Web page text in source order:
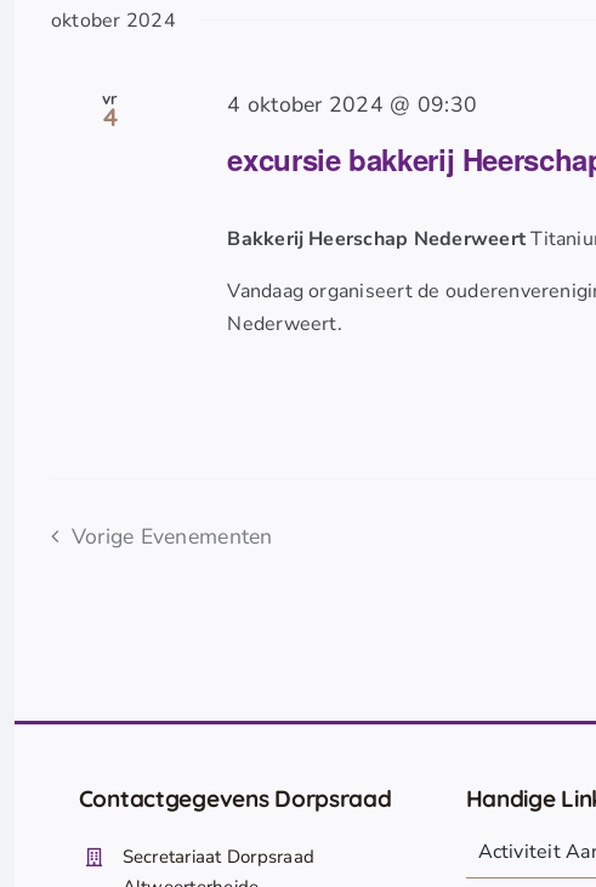
oktober 2024
vr
4
excursie bakkerij
4 oktober 2024 @ 09:30
Bakkerij Heerschap Nederweert
Vandaag organiseert de
Nederweert.
Vorige Evenementen
Contactgegevens Dorpsraad
Secretariaat Dorpsraad
Handige
Activiteit